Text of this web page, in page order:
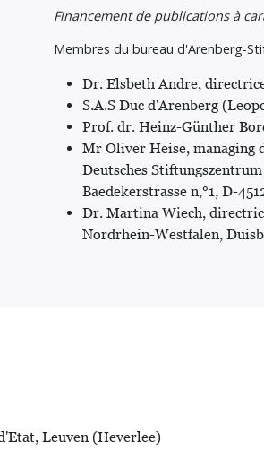
Financement de publications à
Membres du bureau d'Arenberg-
Dr. Elsbeth Andre,
S.A.S Duc d'Arenberg
Prof. dr. Heinz-Günther
Mr Oliver Heise, managing
Deutsches
Baedekerstrasse n,°1, D-
Dr. Martina Wiech,
Nordrhein-Westfalen,
Leuven (Heverlee)